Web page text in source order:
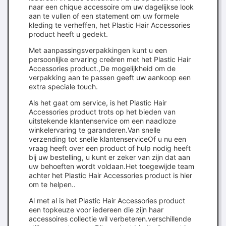
naar een chique accessoire om uw dagelijkse look
aan te vullen of een statement om uw formele
kleding te verheffen, het Plastic Hair Accessories
product heeft u gedekt.
Met aanpassingsverpakkingen kunt u een
persoonlijke ervaring creëren met het Plastic Hair
Accessories product.,De mogelijkheid om de
verpakking aan te passen geeft uw aankoop een
extra speciale touch.
Als het gaat om service, is het Plastic Hair
Accessories product trots op het bieden van
uitstekende klantenservice om een naadloze
winkelervaring te garanderen.Van snelle
verzending tot snelle klantenserviceOf u nu een
vraag heeft over een product of hulp nodig heeft
bij uw bestelling, u kunt er zeker van zijn dat aan
uw behoeften wordt voldaan.Het toegewijde team
achter het Plastic Hair Accessories product is hier
om te helpen..
Al met al is het Plastic Hair Accessories product
een topkeuze voor iedereen die zijn haar
accessoires collectie wil verbeteren.verschillende